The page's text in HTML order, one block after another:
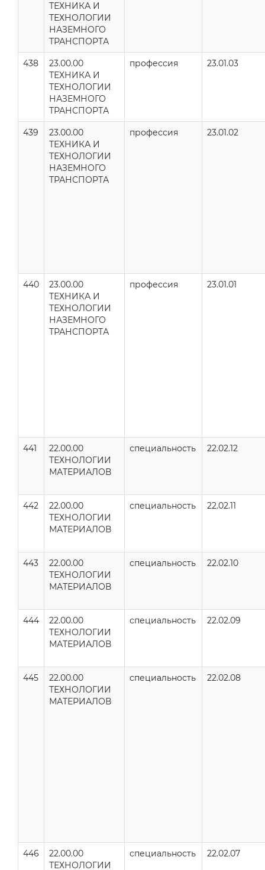
ТЕХНИКА И
ТЕХНОЛОГИИ
НАЗЕМНОГО
ТРАНСПОРТА
438
23.00.00
ТЕХНИКА И
ТЕХНОЛОГИИ
НАЗЕМНОГО
ТРАНСПОРТА
профессия 23.01.03
439
23.00.00
ТЕХНИКА И
ТЕХНОЛОГИИ
НАЗЕМНОГО
ТРАНСПОРТА
профессия 23.01.02
440
23.00.00
ТЕХНИКА И
ТЕХНОЛОГИИ
НАЗЕМНОГО
ТРАНСПОРТА
профессия 23.01.01
441
22.00.00
ТЕХНОЛОГИИ
МАТЕРИАЛОВ
специальность 22.02.12
442
22.00.00
ТЕХНОЛОГИИ
МАТЕРИАЛОВ
специальность 22.02.11
443
22.00.00
ТЕХНОЛОГИИ
МАТЕРИАЛОВ
специальность 22.02.10
444
22.00.00
ТЕХНОЛОГИИ
МАТЕРИАЛОВ
специальность 22.02.09
445
22.00.00
ТЕХНОЛОГИИ
МАТЕРИАЛОВ
специальность 22.02.08
446
22.00.00
ТЕХНОЛОГИИ
специальность 22.02.07